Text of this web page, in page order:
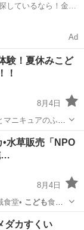
しているなら！金利
Ad
験！夏休みこど
！
8月4日
ョップを開催し
ップ
水草販売「NPO
…
8月4日
堂• こども食堂
ダカ
ダカすくい